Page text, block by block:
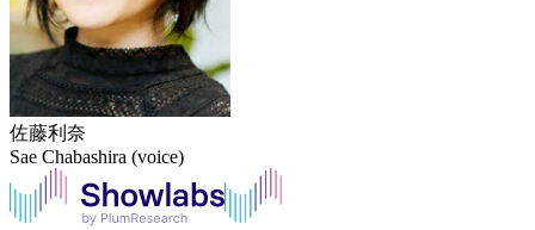
佐藤利奈
Sae Chabashira (voice)